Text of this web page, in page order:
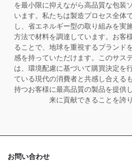
を最小限に抑えながら高品質な包装
います。私たちは製造プロセス全体
し、省エネルギー型の取り組みを実
方法で材料を調達しています。お客
ることで、地球を重視するブランド
感を持っていただけます。このサス
は、環境配慮に基づいて購買決定を
ている現代の消費者と共感し合える
持つお客様に最高品質の製品を提供
来に貢献できることを誇
お問い合わせ